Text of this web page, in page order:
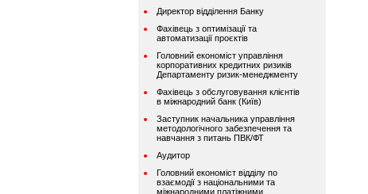
Директор відділення Банку
Фахівець з оптимізації та
автоматизації проєктів
Головний економіст управління
корпоративних кредитних ризиків
Департаменту ризик-менеджменту
Фахівець з обслуговування клієнтів
в міжнародний банк (Київ)
Заступник начальника управління
методологічного забезпечення та
навчання з питань ПВК/ФТ
Аудитор
Головний економіст відділу по
взаємодії з національними та
міжнародними платіжними